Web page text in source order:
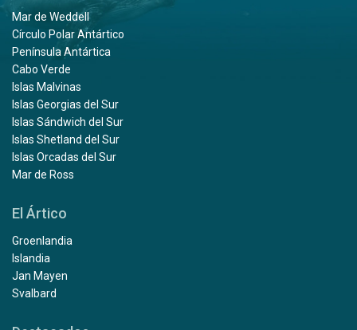
Mar de Weddell
Círculo Polar Antártico
Península Antártica
Cabo Verde
Islas Malvinas
Islas Georgias del Sur
Islas Sándwich del Sur
Islas Shetland del Sur
Islas Orcadas del Sur
Mar de Ross
El Ártico
Groenlandia
Islandia
Jan Mayen
Svalbard